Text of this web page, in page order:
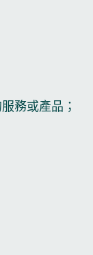
務或產品；